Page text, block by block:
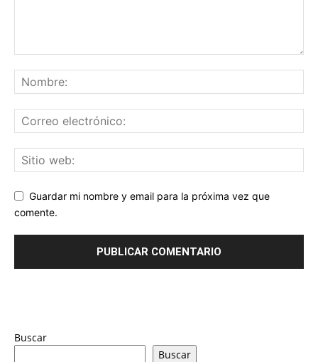
Guardar mi nombre y email para la próxima vez que
comente.
Buscar
Buscar